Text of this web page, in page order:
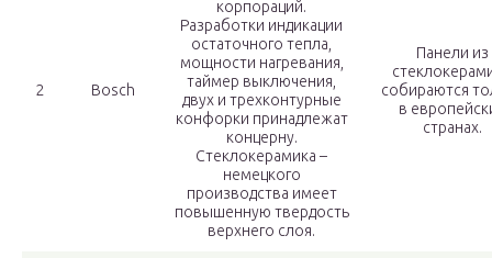
2 Bosch
корпораций.
Разработки индикации
остаточного тепла,
мощности нагревания,
таймер выключения,
двух и трехконтурные
конфорки принадлежат
концерну.
Стеклокерамика –
немецкого
производства имеет
повышенную твердость
верхнего слоя.
Панели из
собираются
в
странах.